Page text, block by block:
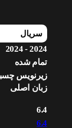
سریال
2024 - 2024
تمام شده
زیرنویس
زبان اصلی
6.4
6.4